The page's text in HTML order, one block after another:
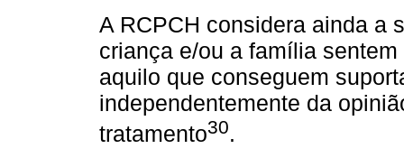
A RCPCH considera ainda a
criança e/ou a família
aquilo que conseguem
independentemente da
tratamento30.